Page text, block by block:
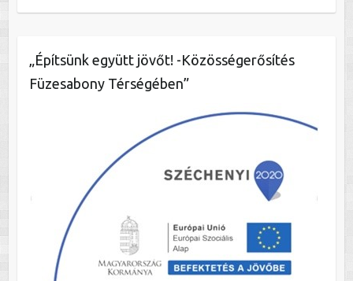
„Építsünk együtt jövőt! -Közösségerősítés
Füzesabony Térségében”